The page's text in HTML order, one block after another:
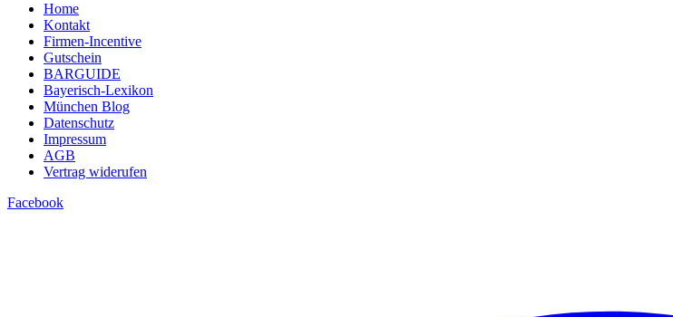
Home
Kontakt
Firmen-Incentive
Gutschein
BARGUIDE
Bayerisch-Lexikon
München Blog
Datenschutz­
Impressum
AGB
Vertrag widerufen
Facebook